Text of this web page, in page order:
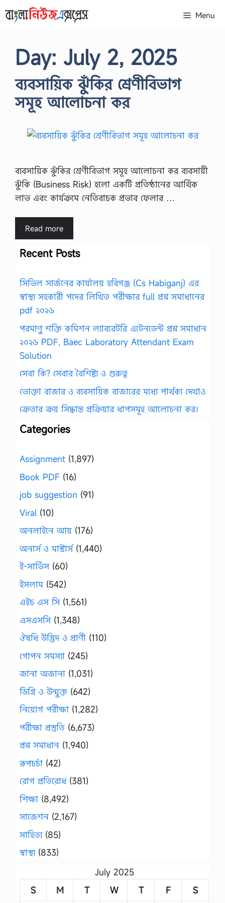
to
Menu
Day: July 2, 2025
ব্যবসায়িক ঝুঁকির শ্রেণীবিভাগ
সমূহ আলোচনা কর
ব্যবসায়িক ঝুঁকির শ্রেণীবিভাগ সমূহ আলোচনা কর ব্যবসায়ী
ঝুঁকি (Business Risk) হলো একটি প্রতিষ্ঠানের আর্থিক
লাভ এবং কার্যক্রমে নেতিবাচক প্রভাব ফেলার …
Read more
Recent Posts
সিভিল সার্জনের কার্যালয় হবিগঞ্জ (Cs Habiganj) এর
স্বাস্থ্য সহকারী পদের লিখিত পরীক্ষার full প্রশ্ন সমাধানের
pdf ২০২৬
পরমাণু শক্তি কমিশন ল্যাবরেটরি এটেনডেন্ট প্রশ্ন সমাধান
২০২৬ PDF, Baec Laboratory Attendant Exam
Solution
সেবা কি? সেবার বৈশিষ্ট্য ও গুরুত্ব
ভোক্তা বাজার ও ব্যবসায়িক বাজারের মধ্যে পার্থক্য দেখাও
ক্রেতার ক্রয় সিদ্ধান্ত প্রক্রিয়ার ধাপসমূহ আলোচনা কর।
Categories
Assignment (1,897)
Book PDF (16)
job suggestion (91)
Viral (10)
অনলাইনে আয় (176)
অনার্স ও মাস্টার্স(1,440)
ই-সার্ভিস(60)
ইসলাম(542)
এইচ এস সি(1,561)
এসএসসি(1,348)
ঔষধি উদ্ভিদ ও প্রাণী (110)
গোপন সমস্যা (245)
জানা অজানা (1,031)
ডিগ্রি ও উন্মুক্ত (642)
নিয়োগ পরীক্ষা (1,282)
পরীক্ষা প্রস্তুতি (6,673)
প্রশ্ন সমাধান (1,940)
রূপচর্চা (42)
রোগ প্রতিরোধ(381)
শিক্ষা (8,492)
সাজেশন (2,167)
সাহিত্য(85)
স্বাস্থ্য(833)
July 2025
S
M T W T F S